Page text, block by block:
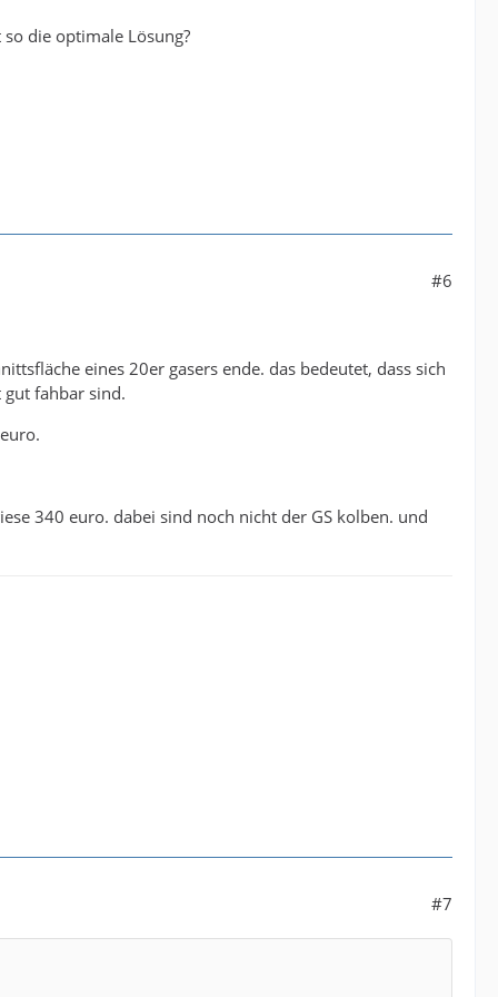
die optimale Lösung?
#6
eines 20er gasers ende. das bedeutet, dass sich
fahbar sind.
340 euro. dabei sind noch nicht der GS kolben. und
#7